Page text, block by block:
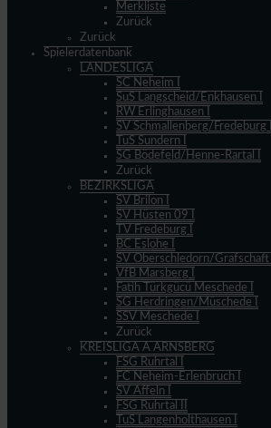
Merkliste
Zurück
Zurück
Spielerdatenbank
LANDESLIGA
SC Neheim I
SuS Langscheid/Enkhausen I
RW Erlinghausen I
SV Schmallenberg/Fredeburg I
TuS Sundern I
SG Bödefeld/Henne-Rartal I
Zurück
BEZIRKSLIGA
SV Brilon I
SV Hüsten 09 I
TV Fredeburg I
BC Eslohe I
SV Oberschledorn/Grafschaft I
VfB Marsberg I
Fatih Türkgücü Meschede I
SG Herdringen/Müschede I
SSV Meschede I
Zurück
KREISLIGA A ARNSBERG
FSG Ruhrtal I
FC Neheim-Erlenbruch I
SV Affeln I
FSG Ruhrtal II
TuS Langenholthausen I